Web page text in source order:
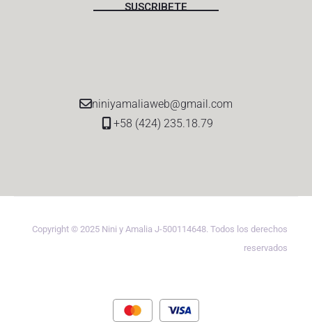
niniyamaliaweb@gmail.com
+58 (424) 235.18.79
Copyright © 2025 Nini y Amalia J-500114648. Todos los derechos
reservados